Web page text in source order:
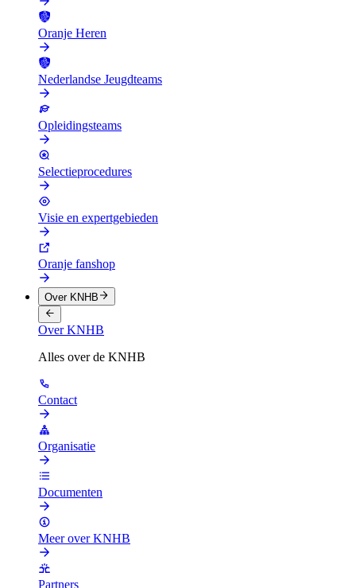
Oranje Heren
Nederlandse Jeugdteams
Opleidingsteams
Selectieprocedures
Visie en expertgebieden
Oranje fanshop
Over KNHB
Over KNHB
Alles over de KNHB
Contact
Organisatie
Documenten
Meer over KNHB
Partners